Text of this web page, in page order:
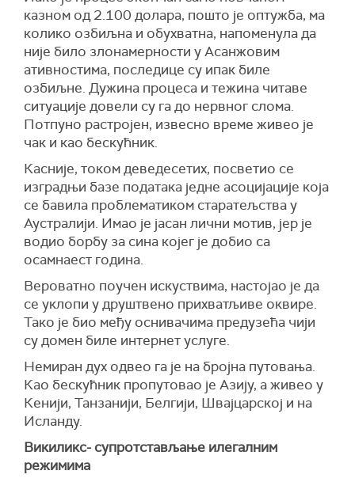
казном од 2.100 долара, пошто је оптужба, ма
колико озбиљна и обухватна, напоменула да
није било злонамерности у Асанжовим
ативностима, последице су ипак биле
озбиљне. Дужина процеса и тежина читаве
ситуације довели су га до нервног слома.
Потпуно растројен, извесно време живео је
чак и као бескућник.
Касније, током деведесетих, посветио се
изградњи базе података једне асоцијације која
се бавила проблематиком старатељства у
Аустралији. Имао је јасан лични мотив, јер је
водио борбу за сина којег је добио са
осамнаест година.
Вероватно поучен искуствима, настојао је да
се уклопи у друштвено прихватљиве оквире.
Тако је био међу оснивачима предузећа чији
су домен биле интернет услуге.
Немиран дух одвео га је на бројна путовања.
Као бескућник пропутовао је Азију, а живео у
Кенији, Танзанији, Белгији, Швајцарској и на
Исланду.
Викиликс- супротстављање илегалним
режимима